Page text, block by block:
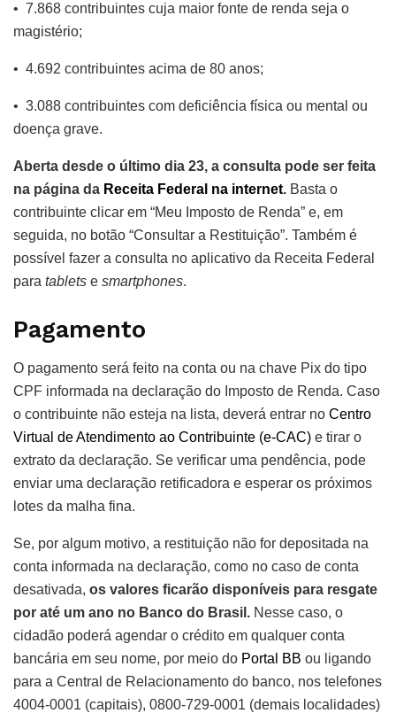
• 7.868 contribuintes cuja maior fonte de renda seja o
magistério;
• 4.692 contribuintes acima de 80 anos;
• 3.088 contribuintes com deficiência física ou mental ou
doença grave.
Aberta desde o último dia 23, a consulta pode ser feita
na página da Receita Federal na internet. Basta o
contribuinte clicar em “Meu Imposto de Renda” e, em
seguida, no botão “Consultar a Restituição”. Também é
possível fazer a consulta no aplicativo da Receita Federal
para tablets e smartphones.
Pagamento
O pagamento será feito na conta ou na chave Pix do tipo
CPF informada na declaração do Imposto de Renda. Caso
o contribuinte não esteja na lista, deverá entrar no Centro
Virtual de Atendimento ao Contribuinte (e-CAC) e tirar o
extrato da declaração. Se verificar uma pendência, pode
enviar uma declaração retificadora e esperar os próximos
lotes da malha fina.
Se, por algum motivo, a restituição não for depositada na
conta informada na declaração, como no caso de conta
desativada, os valores ficarão disponíveis para resgate
por até um ano no Banco do Brasil. Nesse caso, o
cidadão poderá agendar o crédito em qualquer conta
bancária em seu nome, por meio do Portal BB ou ligando
para a Central de Relacionamento do banco, nos telefones
4004-0001 (capitais), 0800-729-0001 (demais localidades)